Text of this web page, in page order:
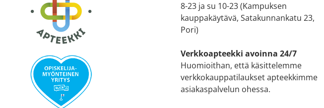
8-23 ja su 10-23 (Kampuksen
kauppakäytävä, Satakunnankatu 23,
Pori)
Verkkoapteekki avoinna 24/7
Huomioithan, että käsittelemme
verkkokauppatilaukset apteekkimme
asiakaspalvelun ohessa.